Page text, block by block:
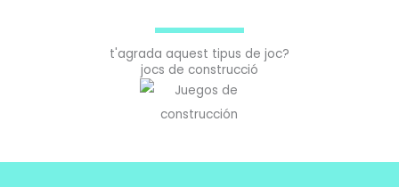
t'agrada aquest tipus de joc?
jocs de construcció